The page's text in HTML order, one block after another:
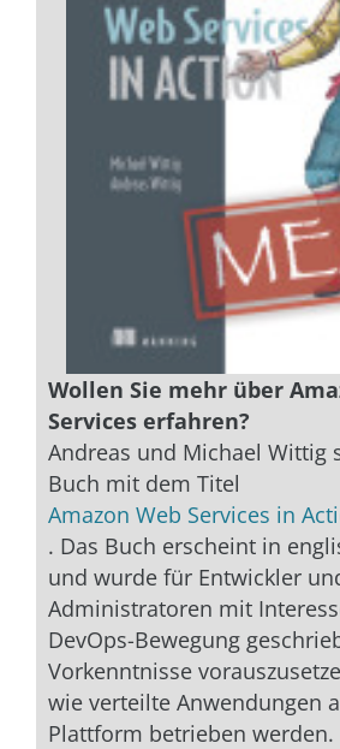
Wollen Sie mehr über
Services erfahren?
Andreas und Michael Wittig
Buch mit dem Titel
Amazon Web Services in
. Das Buch erscheint in
und wurde für Entwickler
Administratoren mit
DevOps-Bewegung
Vorkenntnisse
wie verteilte Anwendungen
Plattform betrieben werden.